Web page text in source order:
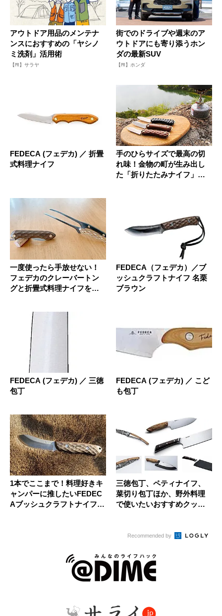
アウトドア用品のメンテナ
ンスにおすすめの「ヤシノ
ミ洗剤」活用術
【PR】サラヤ
街でのドライブや週末のア
ウトドアにも寄り添うホン
ダの最新SUV
【PR】ホンダ
FEDECA (フェデカ) ／ 折畳
式料理ナイフ
手のひらサイズで最高の切
れ味！金物の町が生み出し
た「折りたたみナイフ」が
一度使ったら手放せない！
フェデカのクレーバートン
グと折畳式料理ナイフをレ
FEDECA（フェデカ）／ブ
ッシュクラフトナイフ 名栗
ブラウン
FEDECA (フェデカ) ／ 三徳
包丁
FEDECA (フェデカ) ／ こど
も包丁
1本でここまで！料理好きキ
ャンパーに推したいFEDEC
Aブッシュクラフトナイフ
三徳包丁、ペティナイフ、
菜切り包丁ほか、野外料理
で使いたいおすすめクッキ
Recommended by